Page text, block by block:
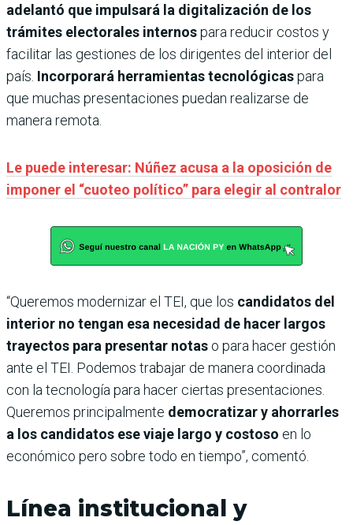
adelantó que impulsará la digitalización de los
trámites electorales internospara reducir costos y
facilitar las gestiones de los dirigentes del interior del
país. Incorporará herramientas tecnológicaspara
que muchas presentaciones puedan realizarse de
manera remota.
Le puede interesar: Núñez acusa a la oposición de
imponer el “cuoteo político” para elegir al contralor
“Queremos modernizar el TEI, que los candidatos del
interior no tengan esa necesidad de hacer largos
trayectos para presentar notas o para hacer gestión
ante el TEI. Podemos trabajar de manera coordinada
con la tecnología para hacer ciertas presentaciones.
Queremos principalmente democratizar y ahorrarles
a los candidatos ese viaje largo y costoso en lo
económico pero sobre todo en tiempo”, comentó.
Línea institucional y